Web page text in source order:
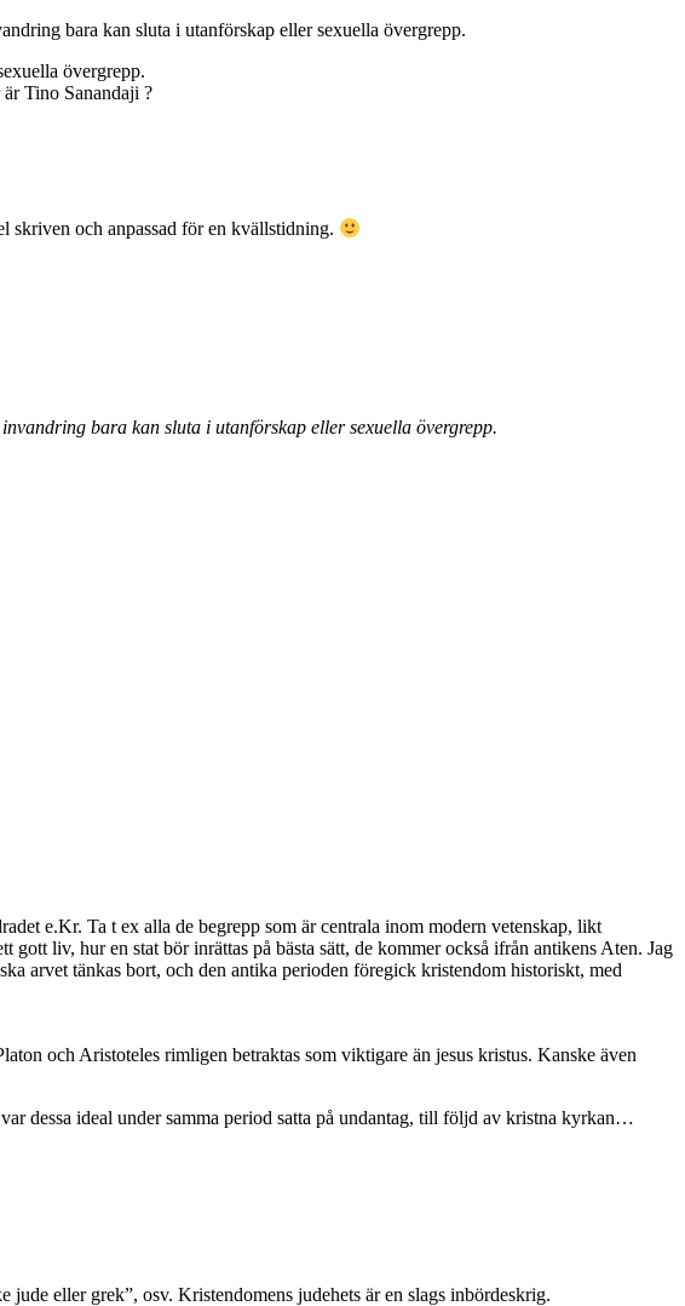
bara kan sluta i utanförskap eller sexuella övergrepp.
övergrepp.
Tino Sanandaji ?
skriven och anpassad för en kvällstidning.
bara kan sluta i utanförskap eller sexuella övergrepp.
e.Kr. Ta t ex alla de begrepp som är centrala inom modern vetenskap, likt
liv, hur en stat bör inrättas på bästa sätt, de kommer också ifrån antikens Aten. Jag
arvet tänkas bort, och den antika perioden föregick kristendom historiskt, med
och Aristoteles rimligen betraktas som viktigare än jesus kristus. Kanske även
dessa ideal under samma period satta på undantag, till följd av kristna kyrkan…
eller grek”, osv. Kristendomens judehets är en slags inbördeskrig.